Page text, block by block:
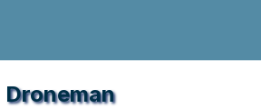
Droneman